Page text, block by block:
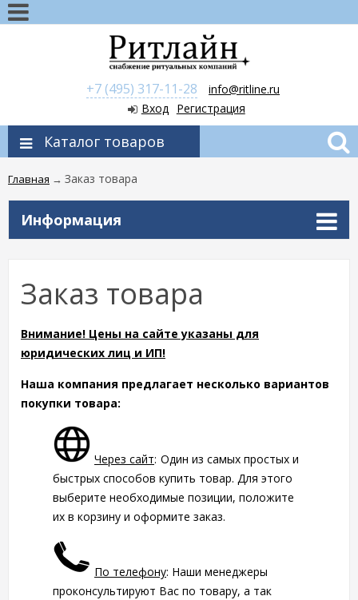
+7 (495) 317-11-28
info@ritline.ru
Вход
Регистрация
Каталог товаров
Главная → Заказ товара
Информация
Заказ товара
Внимание! Цены на сайте указаны для
юридических лиц и ИП!
Наша компания предлагает несколько вариантов
покупки товара:
Через сайт: Один из самых простых и
быстрых способов купить товар. Для этого
выберите необходимые позиции, положите
их в корзину и оформите заказ.
По телефону: Наши менеджеры
проконсультируют Вас по товару, а так